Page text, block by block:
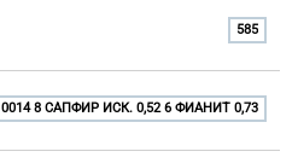
585
0014 8 САПФИР ИСК. 0,52 6 ФИАНИТ 0,73